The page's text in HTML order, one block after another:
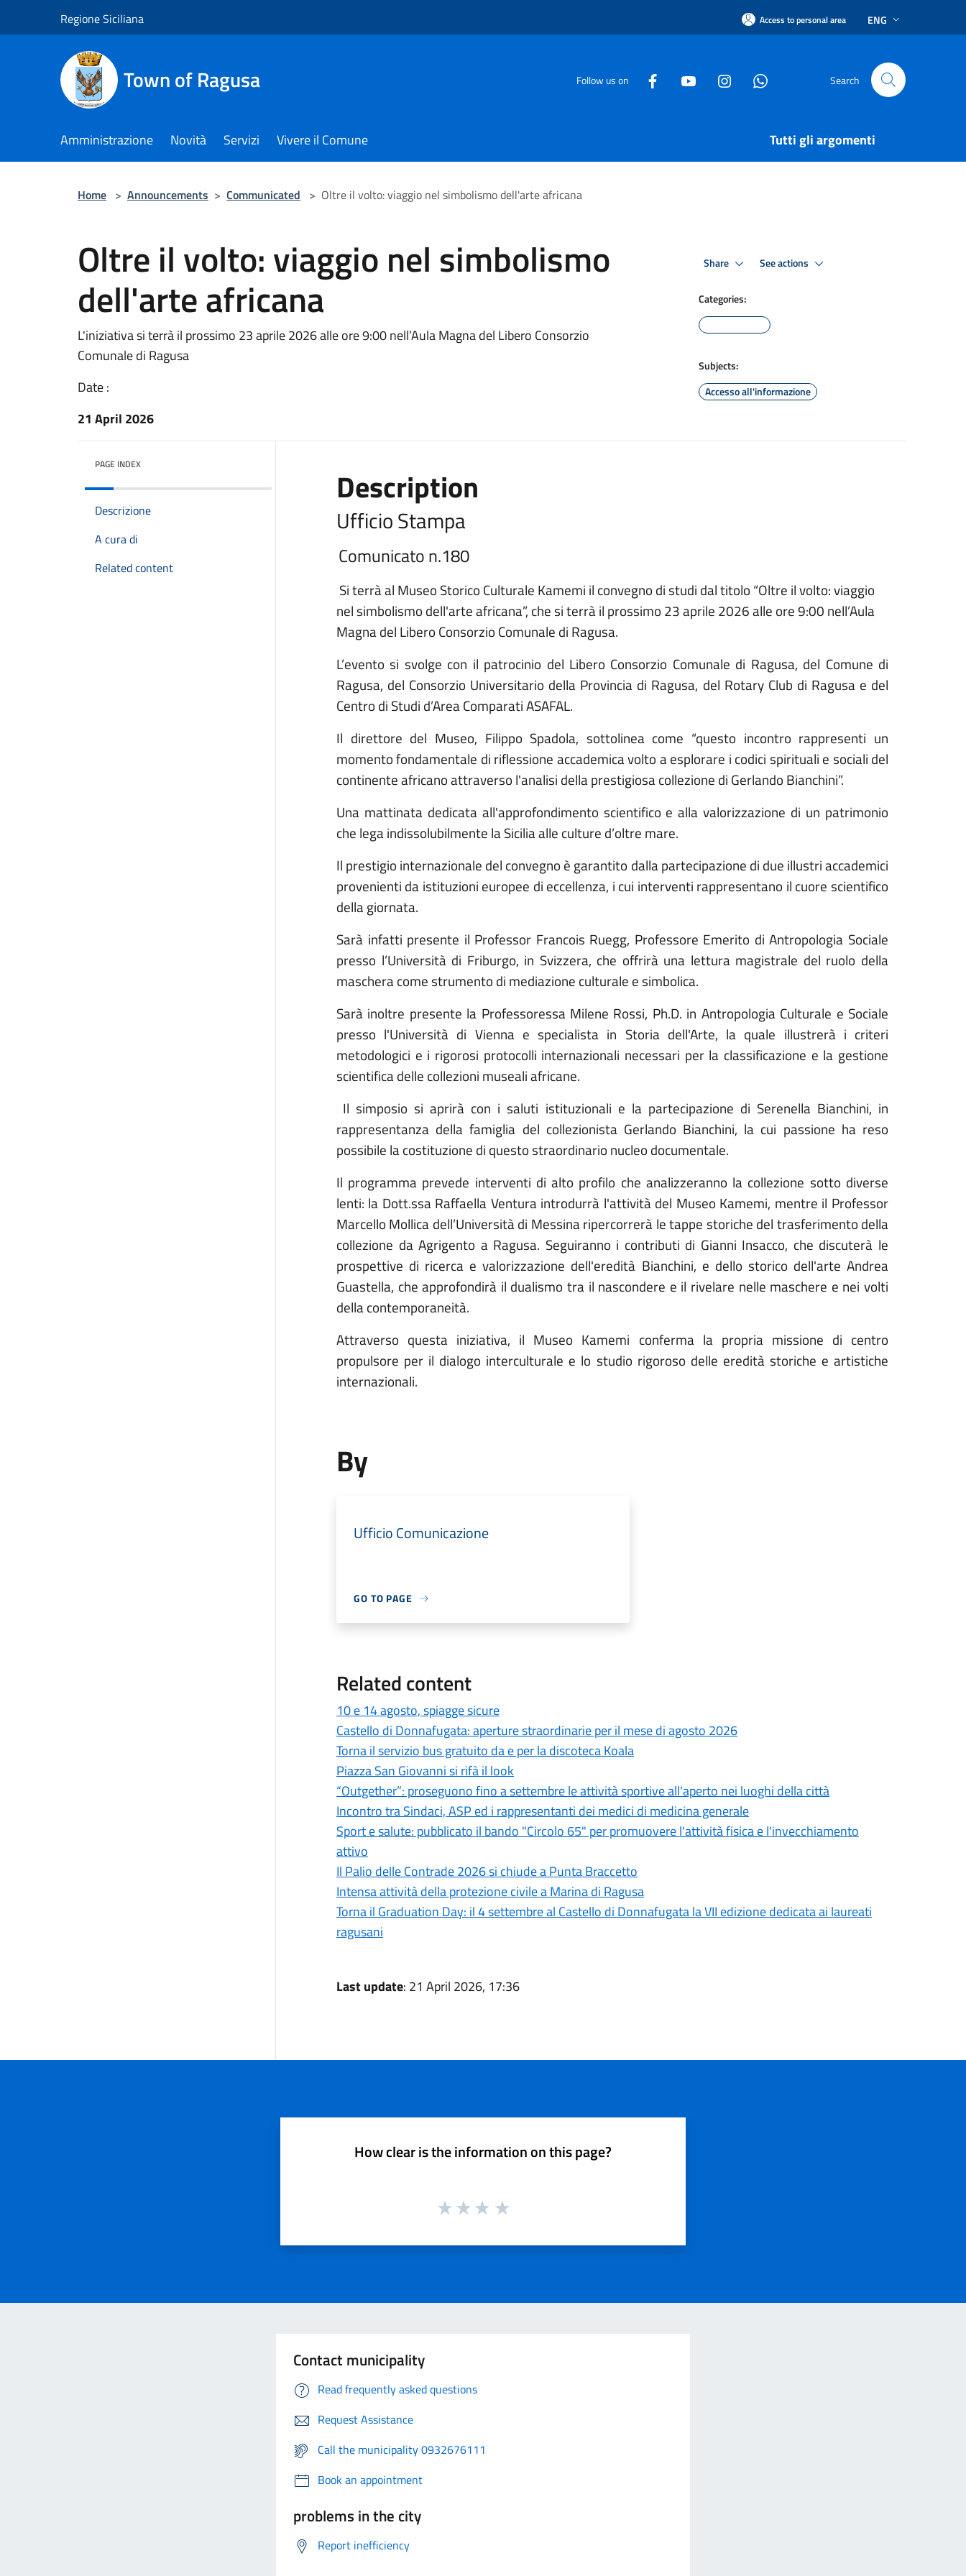
Regione Siciliana Access to personal area ENG
Town of Ragusa Follow us on Search
Amministrazione Novità Servizi Vivere il Comune Tutti gli argomenti
Home > Announcements > Communicated > Oltre il volto: viaggio nel simbolismo dell'arte africana
Oltre il volto: viaggio nel simbolismo
dell'arte africana
L'iniziativa si terrà il prossimo 23 aprile 2026 alle ore 9:00 nell’Aula Magna del Libero Consorzio
Comunale di Ragusa
Date :
21 April 2026
Share See actions
Categories:
Subjects:
Accesso all'informazione
PAGE INDEX
Descrizione
A cura di
Related content
Description
Ufficio Stampa
Comunicato n.180
Si terrà al Museo Storico Culturale Kamemi il convegno di studi dal titolo “Oltre il volto: viaggio
nel simbolismo dell'arte africana”, che si terrà il prossimo 23 aprile 2026 alle ore 9:00 nell’Aula
Magna del Libero Consorzio Comunale di Ragusa.
L’evento si svolge con il patrocinio del Libero Consorzio Comunale di Ragusa, del Comune di
Ragusa, del Consorzio Universitario della Provincia di Ragusa, del Rotary Club di Ragusa e del
Centro di Studi d’Area Comparati ASAFAL.
Il direttore del Museo, Filippo Spadola, sottolinea come “questo incontro rappresenti un
momento fondamentale di riflessione accademica volto a esplorare i codici spirituali e sociali del
continente africano attraverso l'analisi della prestigiosa collezione di Gerlando Bianchini”.
Una mattinata dedicata all'approfondimento scientifico e alla valorizzazione di un patrimonio
che lega indissolubilmente la Sicilia alle culture d’oltre mare.
​Il prestigio internazionale del convegno è garantito dalla partecipazione di due illustri accademici
provenienti da istituzioni europee di eccellenza, i cui interventi rappresentano il cuore scientifico
della giornata.
Sarà infatti presente il Professor Francois Ruegg, Professore Emerito di Antropologia Sociale
presso l’Università di Friburgo, in Svizzera, che offrirà una lettura magistrale del ruolo della
maschera come strumento di mediazione culturale e simbolica.
Sarà inoltre presente la Professoressa Milene Rossi, Ph.D. in Antropologia Culturale e Sociale
presso l'Università di Vienna e specialista in Storia dell'Arte, la quale illustrerà i criteri
metodologici e i rigorosi protocolli internazionali necessari per la classificazione e la gestione
scientifica delle collezioni museali africane.
​Il simposio si aprirà con i saluti istituzionali e la partecipazione di Serenella Bianchini, in
rappresentanza della famiglia del collezionista Gerlando Bianchini, la cui passione ha reso
possibile la costituzione di questo straordinario nucleo documentale.
Il programma prevede interventi di alto profilo che analizzeranno la collezione sotto diverse
lenti: la Dott.ssa Raffaella Ventura introdurrà l'attività del Museo Kamemi, mentre il Professor
Marcello Mollica dell’Università di Messina ripercorrerà le tappe storiche del trasferimento della
collezione da Agrigento a Ragusa. Seguiranno i contributi di Gianni Insacco, che discuterà le
prospettive di ricerca e valorizzazione dell'eredità Bianchini, e dello storico dell'arte Andrea
Guastella, che approfondirà il dualismo tra il nascondere e il rivelare nelle maschere e nei volti
della contemporaneità.
​Attraverso questa iniziativa, il Museo Kamemi conferma la propria missione di centro
propulsore per il dialogo interculturale e lo studio rigoroso delle eredità storiche e artistiche
internazionali.
By
Ufficio Comunicazione
GO TO PAGE
Related content
10 e 14 agosto, spiagge sicure
Castello di Donnafugata: aperture straordinarie per il mese di agosto 2026
Torna il servizio bus gratuito da e per la discoteca Koala
Piazza San Giovanni si rifà il look
“Outgether”: proseguono fino a settembre le attività sportive all'aperto nei luoghi della città
Incontro tra Sindaci, ASP ed i rappresentanti dei medici di medicina generale
Sport e salute: pubblicato il bando "Circolo 65" per promuovere l'attività fisica e l'invecchiamento
attivo
Il Palio delle Contrade 2026 si chiude a Punta Braccetto
Intensa attività della protezione civile a Marina di Ragusa
Torna il Graduation Day: il 4 settembre al Castello di Donnafugata la VII edizione dedicata ai laureati
ragusani
Last update: 21 April 2026, 17:36
How clear is the information on this page?
Contact municipality
Read frequently asked questions
Request Assistance
Call the municipality 0932676111
Book an appointment
problems in the city
Report inefficiency